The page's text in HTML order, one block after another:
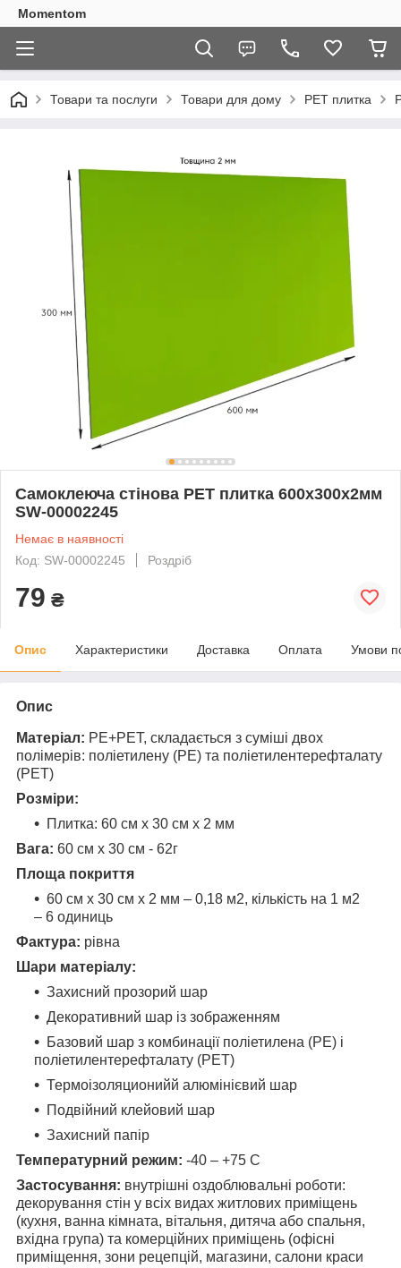
Momentom
Товари та послуги Товари для дому PET плитка
Самоклеюча стінова PET плитка 600х300х2мм
SW-00002245
Немає в наявності
Код: SW-00002245
Роздріб
79 ₴
Опис Характеристики Доставка Оплата Умови
Опис
Матеріал: PE+PET, складається з суміші двох
полімерів: поліетилену (PE) та поліетилентерефталату
(PET)
Розміри:
Плитка: 60 см х 30 см х 2 мм
Вага: 60 см х 30 см - 62г
Площа покриття
60 см х 30 см х 2 мм – 0,18 м2, кількість на 1 м2
– 6 одиниць
Фактура: рівна
Шари матеріалу:
Захисний прозорий шар
Декоративний шар із зображенням
Базовий шар з комбинації поліетилена (PE) і
поліетилентерефталату (PET)
Термоізоляционийй алюмінієвий шар
Подвійний клейовий шар
Захисний папір
Температурний режим: -40 – +75 С
Застосування: внутрішні оздоблювальні роботи:
декорування стін у всіх видах житлових приміщень
(кухня, ванна кімната, вітальня, дитяча або спальня,
вхідна група) та комерційних приміщень (офісні
приміщення, зони рецепцій, магазини, салони краси